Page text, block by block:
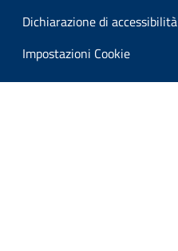
Dichiarazione di accessibilità
Impostazioni Cookie